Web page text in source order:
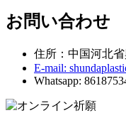
お問い合わせ
住所：中国河北
E-mail:
Whatsapp: